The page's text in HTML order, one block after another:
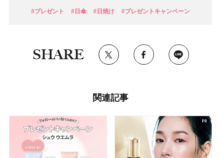
#プレゼント #日傘 #日焼け #プレゼントキャンペーン
SHARE
関連記事